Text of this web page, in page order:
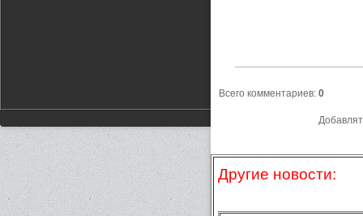
Всего комментариев: 0
Другие новости: